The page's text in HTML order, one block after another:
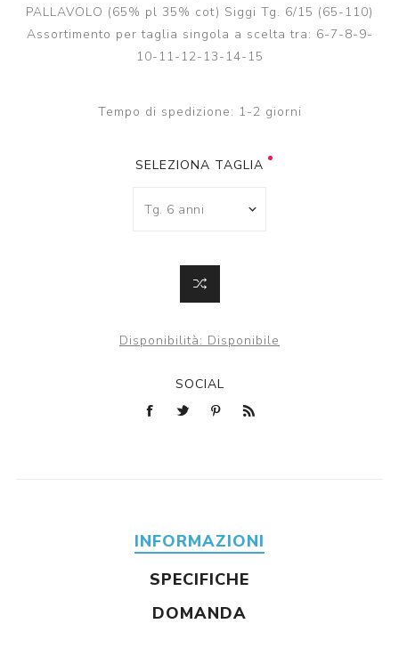
PALLAVOLO (65% pl 35% cot) Siggi Tg. 6/15 (65-110)
Assortimento per taglia singola a scelta tra: 6-7-8-9-
10-11-12-13-14-15
Tempo di spedizione: 1-2 giorni
SELEZIONA TAGLIA
Disponibilità: Disponibile
SOCIAL
INFORMAZIONI
SPECIFICHE
DOMANDA